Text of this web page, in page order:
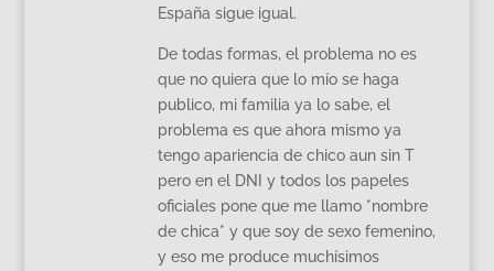
España sigue igual.
De todas formas, el problema no es
que no quiera que lo mío se haga
publico, mi familia ya lo sabe, el
problema es que ahora mismo ya
tengo apariencia de chico aun sin T
pero en el DNI y todos los papeles
oficiales pone que me llamo *nombre
de chica* y que soy de sexo femenino,
y eso me produce muchísimos